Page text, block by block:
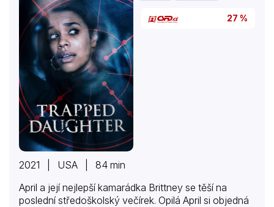
27 %
2021 | USA | 84 min
April a její nejlepší kamarádka Brittney se těší na
poslední středoškolský večírek. Opilá April si objedná